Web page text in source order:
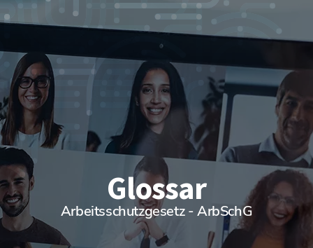
Glossar
Arbeitsschutzgesetz - ArbSchG